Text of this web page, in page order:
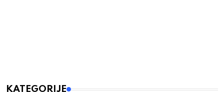
KATEGORIJE